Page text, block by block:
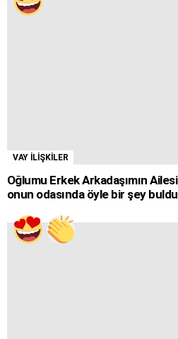
VAY İLİŞKİLER
Oğlumu Erkek Arkadaşımın
onun odasında öyle bir şey